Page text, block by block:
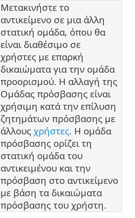
Μετακινήστε το
αντικείμενο σε μια άλλη
στατική ομάδα, όπου θα
είναι διαθέσιμο σε
χρήστες με επαρκή
δικαιώματα για την ομάδα
προορισμού. Η αλλαγή της
Ομάδας πρόσβασης είναι
χρήσιμη κατά την επίλυση
ζητημάτων πρόσβασης με
άλλους χρήστες. Η ομάδα
πρόσβασης ορίζει τη
στατική ομάδα του
αντικειμένου και την
πρόσβαση στο αντικείμενο
με βάση τα δικαιώματα
πρόσβασης του χρήστη.